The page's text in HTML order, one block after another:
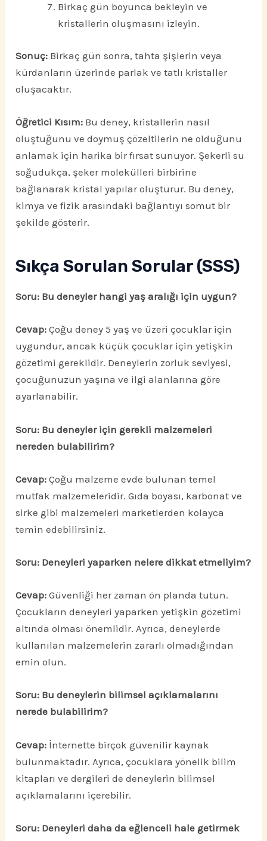
Birkaç gün boyunca bekleyin ve
kristallerin oluşmasını izleyin.
Sonuç: Birkaç gün sonra, tahta şişlerin veya
kürdanların üzerinde parlak ve tatlı kristaller
oluşacaktır.
Öğretici Kısım: Bu deney, kristallerin nasıl
oluştuğunu ve doymuş çözeltilerin ne olduğunu
anlamak için harika bir fırsat sunuyor. Şekerli su
soğudukça, şeker molekülleri birbirine
bağlanarak kristal yapılar oluşturur. Bu deney,
kimya ve fizik arasındaki bağlantıyı somut bir
şekilde gösterir.
Sıkça Sorulan Sorular (SSS)
Soru: Bu deneyler hangi yaş aralığı için uygun?
Cevap: Çoğu deney 5 yaş ve üzeri çocuklar için
uygundur, ancak küçük çocuklar için yetişkin
gözetimi gereklidir. Deneylerin zorluk seviyesi,
çocuğunuzun yaşına ve ilgi alanlarına göre
ayarlanabilir.
Soru: Bu deneyler için gerekli malzemeleri
nereden bulabilirim?
Cevap: Çoğu malzeme evde bulunan temel
mutfak malzemeleridir. Gıda boyası, karbonat ve
sirke gibi malzemeleri marketlerden kolayca
temin edebilirsiniz.
Soru: Deneyleri yaparken nelere dikkat etmeliyim?
Cevap: Güvenliği her zaman ön planda tutun.
Çocukların deneyleri yaparken yetişkin gözetimi
altında olması önemlidir. Ayrıca, deneylerde
kullanılan malzemelerin zararlı olmadığından
emin olun.
Soru: Bu deneylerin bilimsel açıklamalarını
nerede bulabilirim?
Cevap: İnternette birçok güvenilir kaynak
bulunmaktadır. Ayrıca, çocuklara yönelik bilim
kitapları ve dergileri de deneylerin bilimsel
açıklamalarını içerebilir.
Soru: Deneyleri daha da eğlenceli hale getirmek